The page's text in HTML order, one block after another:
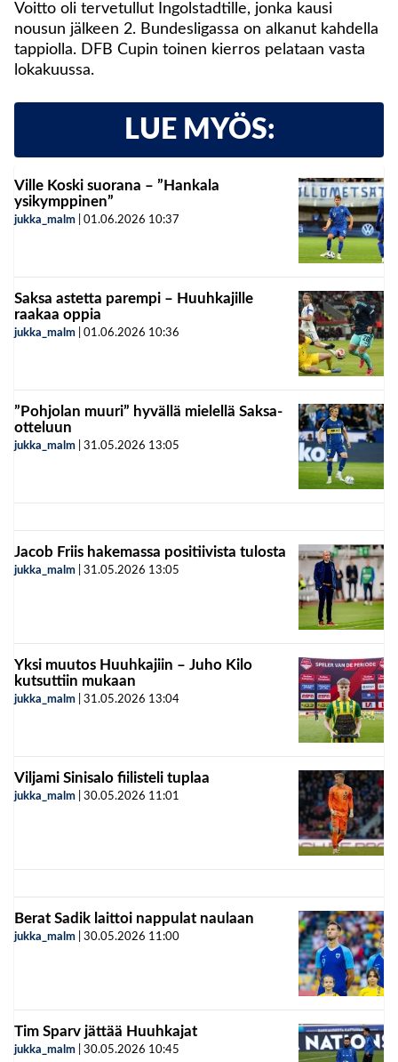
Voitto oli tervetullut Ingolstadtille, jonka kausi
nousun jälkeen 2. Bundesligassa on alkanut kahdella
tappiolla. DFB Cupin toinen kierros pelataan vasta
lokakuussa.
LUE MYÖS:
Ville Koski suorana – ”Hankala
ysikymppinen”
jukka_malm 01.06.2026 10:37
Saksa astetta parempi – Huuhkajille
raakaa oppia
jukka_malm 01.06.2026 10:36
”Pohjolan muuri” hyvällä mielellä Saksa-
otteluun
jukka_malm 31.05.2026 13:05
Jacob Friis hakemassa positiivista tulosta
jukka_malm 31.05.2026 13:05
Yksi muutos Huuhkajiin – Juho Kilo
kutsuttiin mukaan
jukka_malm 31.05.2026 13:04
Viljami Sinisalo fiilisteli tuplaa
jukka_malm 30.05.2026 11:01
Berat Sadik laittoi nappulat naulaan
jukka_malm 30.05.2026 11:00
Tim Sparv jättää Huuhkajat
jukka_malm 30.05.2026 10:45